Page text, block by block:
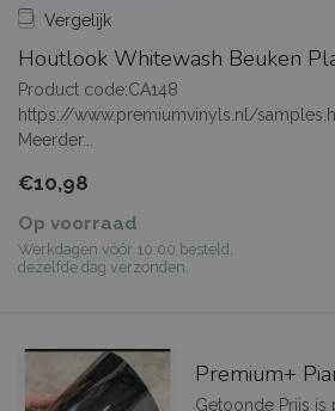
Vergelijk
Houtlook Whitewash Beuken
Product code:CA148
https://www.premiumvinyls.nl/
Meerder...
€10,98
Op voorraad
Werkdagen vóór 10:00 besteld,
dezelfde dag verzonden.
Premium+
Getoonde Prijs is